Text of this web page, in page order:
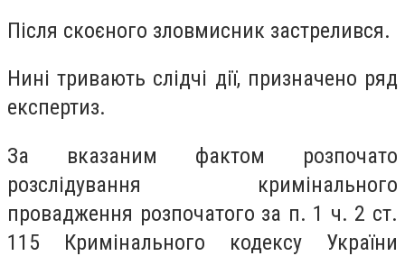
Після скоєного зловмисник застрелився.
Нині тривають слідчі дії, призначено ряд
експертиз.
За вказаним фактом розпочато
розслідування кримінального
провадження розпочатого за п. 1 ч. 2 ст.
115 Кримінального кодексу України